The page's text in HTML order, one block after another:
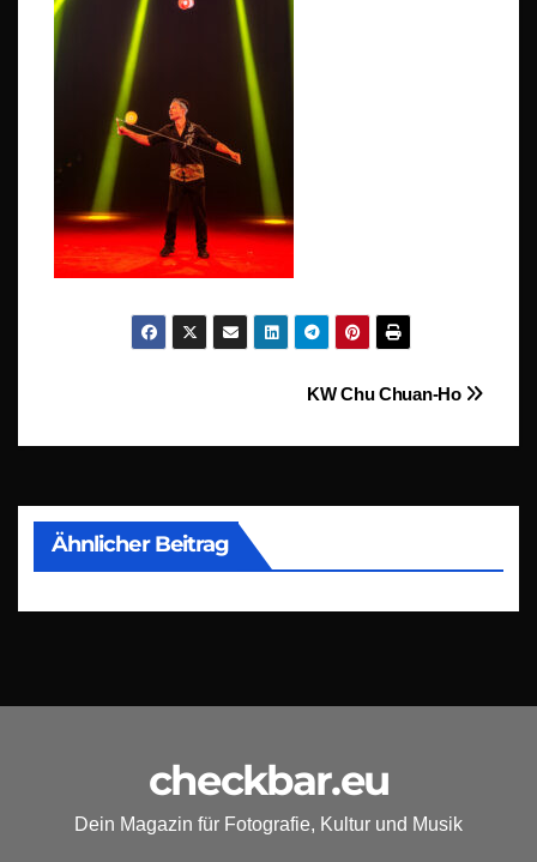
Beitragsnavigation
KW Chu Chuan-Ho
Ähnlicher Beitrag
checkbar.eu
Dein Magazin für Fotografie, Kultur und Musik